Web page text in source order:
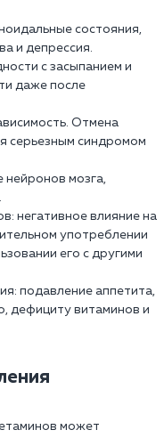
состояния,
и депрессия.
с засыпанием и
даже после
Отмена
серьезным синдромом
нейронов мозга,
негативное влияние на
употреблении
его с другими
подавление аппетита,
дефициту витаминов и
может